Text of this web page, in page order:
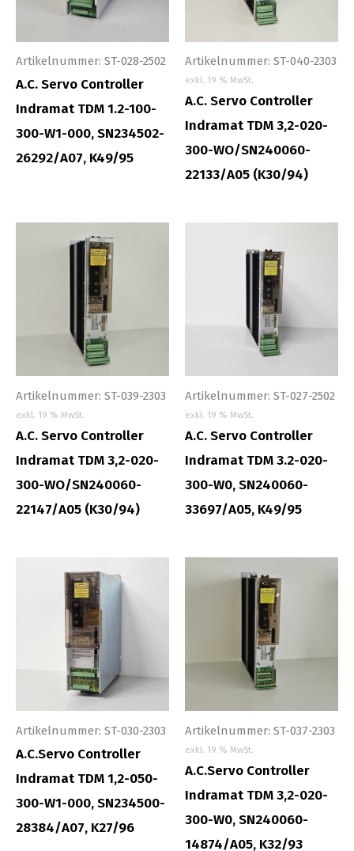
Artikelnummer: ST-028-2502
A.C. Servo Controller
Indramat TDM 1.2-100-
300-W1-000, SN234502-
26292/A07, K49/95
Artikelnummer: ST-040-2303
exkl. 19 % MwSt.
A.C. Servo Controller
Indramat TDM 3,2-020-
300-WO/SN240060-
22133/A05 (K30/94)
Artikelnummer: ST-039-2303
exkl. 19 % MwSt.
A.C. Servo Controller
Indramat TDM 3,2-020-
300-WO/SN240060-
22147/A05 (K30/94)
Artikelnummer: ST-027-2502
exkl. 19 % MwSt.
A.C. Servo Controller
Indramat TDM 3.2-020-
300-W0, SN240060-
33697/A05, K49/95
Artikelnummer: ST-030-2303
A.C.Servo Controller
Indramat TDM 1,2-050-
300-W1-000, SN234500-
28384/A07, K27/96
Artikelnummer: ST-037-2303
exkl. 19 % MwSt.
A.C.Servo Controller
Indramat TDM 3,2-020-
300-W0, SN240060-
14874/A05, K32/93